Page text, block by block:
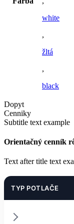
white
,
žltá
,
black
Dopyt
Cenniky
Subtitle text example
Orientačný cenník
Text after title text
TYP POTLAČE